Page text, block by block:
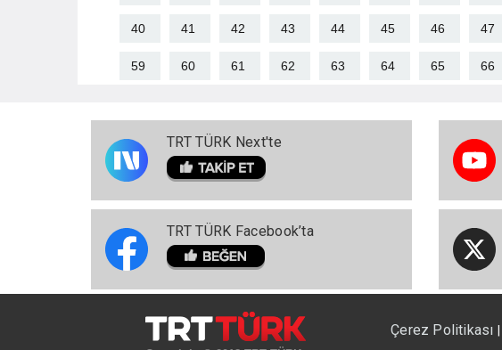
40 41 42 43 44 45 46 47
59 60 61 62 63 64 65 66
TRT TÜRK Next'te
TRT TÜRK Facebook’ta
Çerez Politikası